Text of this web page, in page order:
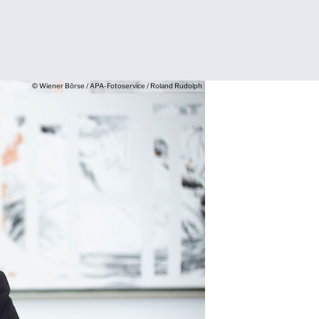
© Wiener Börse / APA-Fotoservice / Roland Rudolph